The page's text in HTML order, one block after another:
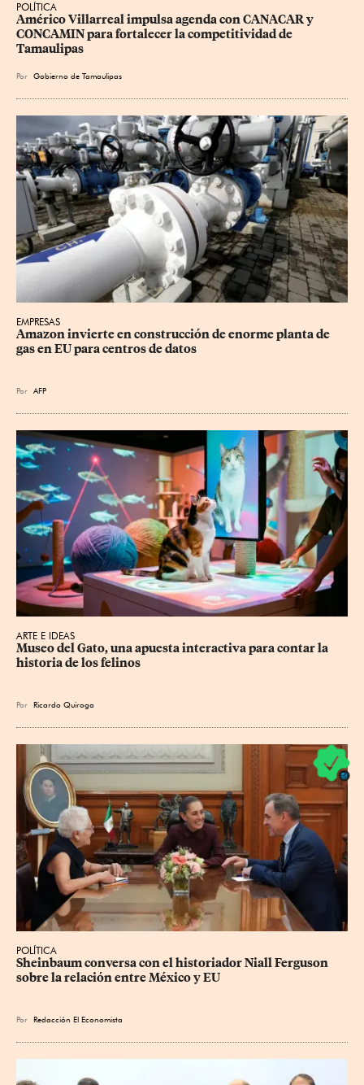
POLÍTICA
Américo Villarreal impulsa agenda con CANACAR y
CONCAMIN para fortalecer la competitividad de
Tamaulipas
Por Gobierno de Tamaulipas
EMPRESAS
Amazon invierte en construcción de enorme planta de
gas en EU para centros de datos
Por AFP
ARTE E IDEAS
Museo del Gato, una apuesta interactiva para contar la
historia de los felinos
Por Ricardo Quiroga
POLÍTICA
Sheinbaum conversa con el historiador Niall Ferguson
sobre la relación entre México y EU
Por Redacción El Economista